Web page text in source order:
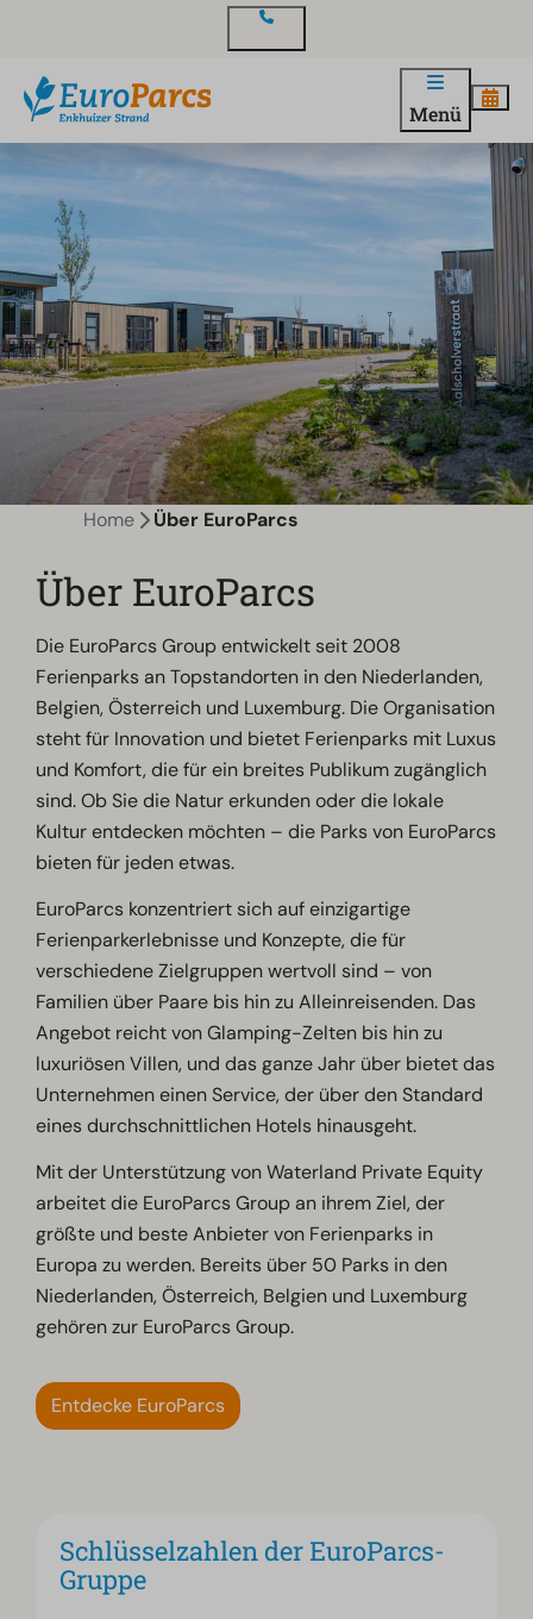
Menü
Home Über EuroParcs
Über EuroParcs
Die EuroParcs Group entwickelt seit 2008
Ferienparks an Topstandorten in den Niederlanden,
Belgien, Österreich und Luxemburg. Die Organisation
steht für Innovation und bietet Ferienparks mit Luxus
und Komfort, die für ein breites Publikum zugänglich
sind. Ob Sie die Natur erkunden oder die lokale
Kultur entdecken möchten – die Parks von EuroParcs
bieten für jeden etwas.
EuroParcs konzentriert sich auf einzigartige
Ferienparkerlebnisse und Konzepte, die für
verschiedene Zielgruppen wertvoll sind – von
Familien über Paare bis hin zu Alleinreisenden. Das
Angebot reicht von Glamping-Zelten bis hin zu
luxuriösen Villen, und das ganze Jahr über bietet das
Unternehmen einen Service, der über den Standard
eines durchschnittlichen Hotels hinausgeht.
Mit der Unterstützung von Waterland Private Equity
arbeitet die EuroParcs Group an ihrem Ziel, der
größte und beste Anbieter von Ferienparks in
Europa zu werden. Bereits über 50 Parks in den
Niederlanden, Österreich, Belgien und Luxemburg
gehören zur EuroParcs Group.
Entdecke EuroParcs
Schlüsselzahlen der EuroParcs-
Gruppe